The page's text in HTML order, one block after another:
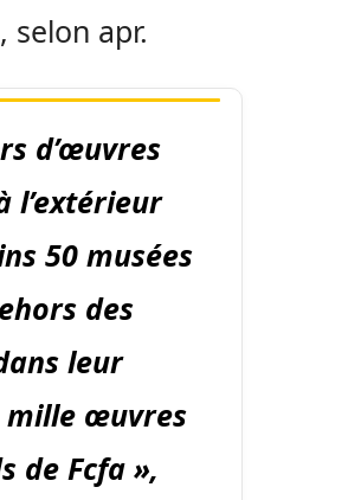
selon apr.
d’œuvres
l’extérieur
50 musées
des
leur
mille œuvres
de Fcfa »,